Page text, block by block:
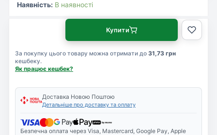
Наявність: В наявності
За покупку цього товару можна отримати до 31,73 грн
кешбеку.
Як працює кешбек?
Купити
Доставка Новою Поштою
Детальніше про доставку та оплату
Безпечна оплата через Visa, Mastercard, Google Pay, Apple